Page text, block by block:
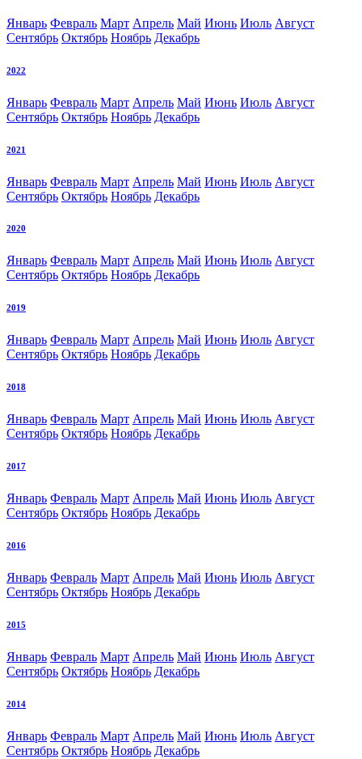
Январь Февраль Март Апрель Май Июнь Июль Август
Сентябрь Октябрь Ноябрь Декабрь
2022
Январь Февраль Март Апрель Май Июнь Июль Август
Сентябрь Октябрь Ноябрь Декабрь
2021
Январь Февраль Март Апрель Май Июнь Июль Август
Сентябрь Октябрь Ноябрь Декабрь
2020
Январь Февраль Март Апрель Май Июнь Июль Август
Сентябрь Октябрь Ноябрь Декабрь
2019
Январь Февраль Март Апрель Май Июнь Июль Август
Сентябрь Октябрь Ноябрь Декабрь
2018
Январь Февраль Март Апрель Май Июнь Июль Август
Сентябрь Октябрь Ноябрь Декабрь
2017
Январь Февраль Март Апрель Май Июнь Июль Август
Сентябрь Октябрь Ноябрь Декабрь
2016
Январь Февраль Март Апрель Май Июнь Июль Август
Сентябрь Октябрь Ноябрь Декабрь
2015
Январь Февраль Март Апрель Май Июнь Июль Август
Сентябрь Октябрь Ноябрь Декабрь
2014
Январь Февраль Март Апрель Май Июнь Июль Август
Сентябрь Октябрь Ноябрь Декабрь